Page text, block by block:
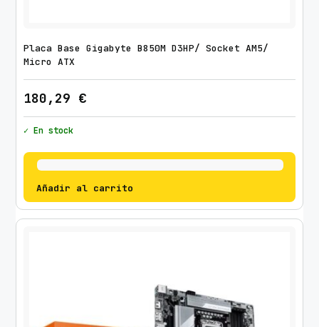
Placa Base Gigabyte B850M D3HP/ Socket AM5/
Micro ATX
180,29 €
✓ En stock
Añadir al carrito